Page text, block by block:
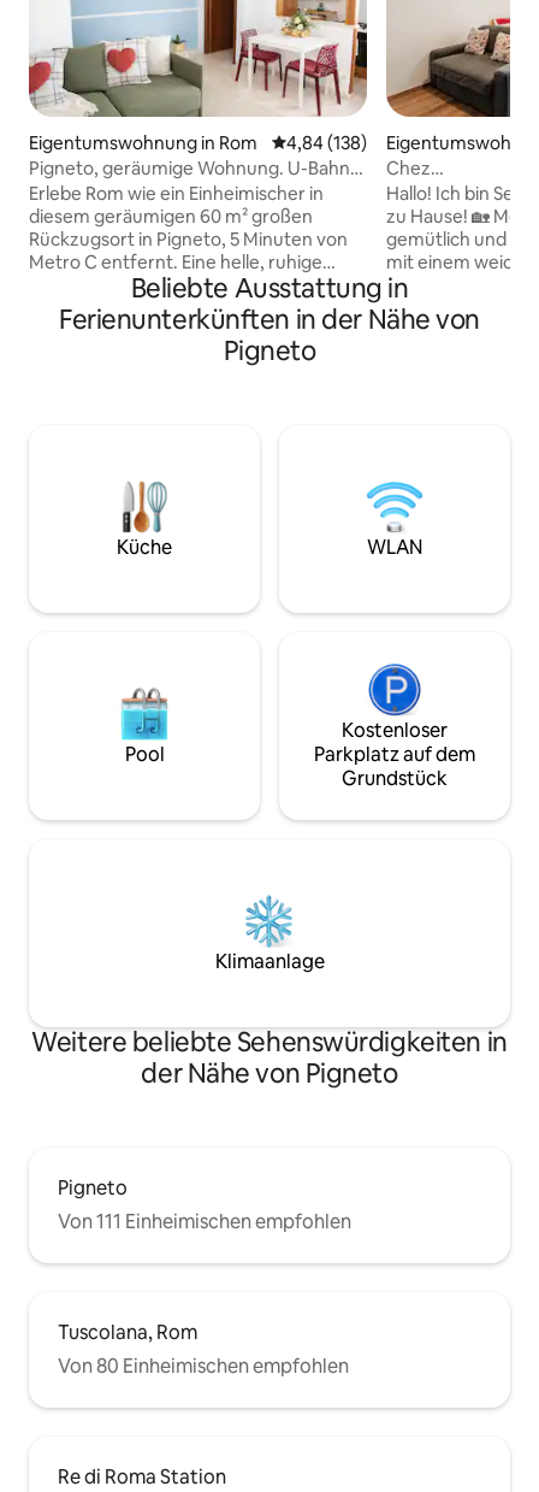
Eigentumswohnung in Rom Durchschnittliche Bewertung:
4,84 (138)
Pigneto, geräumige Wohnung. U-Bahn
in 5 Minuten
Erlebe Rom wie ein Einheimischer in
diesem geräumigen 60 m² großen
Rückzugsort in Pigneto, 5 Minuten von
Metro C entfernt. Eine helle, ruhige
Oase mit Klimaanlage, WLAN und voll
ausgestatteter Küche — ideal für Paare
oder digitale Nomad:innen. Willkommen
in deinem luftigen Zuhause in Roms
Inneren. Der perfekte, gut
angebundene Ausgangspunkt, um die
Ewige Stadt zu erkunden und
gleichzeitig ihre authentischste Seite zu
Chez
Bahnstationen
Hallo! Ich bin
zu Hause! 🏡
gemütlich und
mit einem
duftender
ausgestatteten
Pigneto, Roms
mit dem Zug
anreisen. Ein
in einem
Rom authentisch
Beliebte Ausstattung in
Ferienunterkünften in der Nähe von
Pigneto
Küche WLAN
Pool
Kostenloser
Parkplatz auf dem
Grundstück
Klimaanlage
Weitere beliebte Sehenswürdigkeiten in
der Nähe von Pigneto
Pigneto
Von 111 Einheimischen empfohlen
Tuscolana, Rom
Von 80 Einheimischen empfohlen
Re di Roma Station